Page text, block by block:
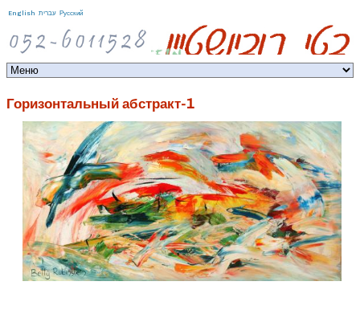
English עברית Русский
Горизонтальный абстракт-1